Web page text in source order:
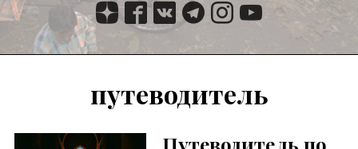
путеводитель